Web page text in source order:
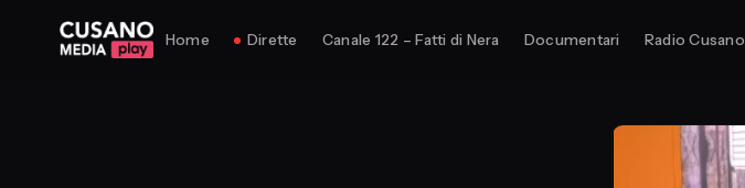
Home Dirette Canale 122 – Fatti di Nera Documentari Radio Cusano